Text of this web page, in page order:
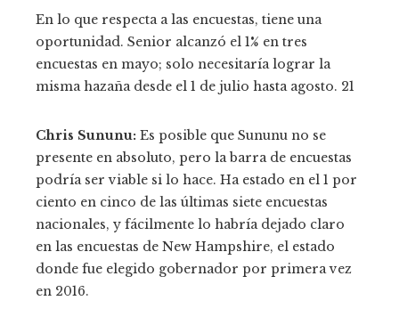
En lo que respecta a las encuestas, tiene una
oportunidad. Senior alcanzó el 1% en tres
encuestas en mayo; solo necesitaría lograr la
misma hazaña desde el 1 de julio hasta agosto. 21
Chris Sununu: Es posible que Sununu no se
presente en absoluto, pero la barra de encuestas
podría ser viable si lo hace. Ha estado en el 1 por
ciento en cinco de las últimas siete encuestas
nacionales, y fácilmente lo habría dejado claro
en las encuestas de New Hampshire, el estado
donde fue elegido gobernador por primera vez
en 2016.